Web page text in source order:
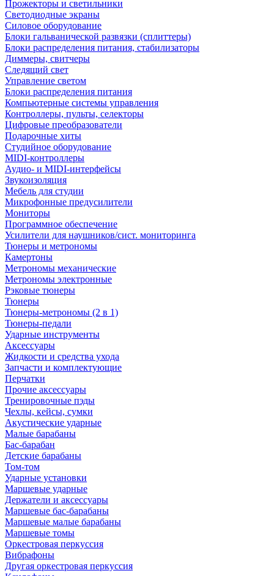
Прожекторы и светильники
Светодиодные экраны
Силовое оборудование
Блоки гальванической развязки (сплиттеры)
Блоки распределения питания, стабилизаторы
Диммеры, свитчеры
Следящий свет
Управление светом
Блоки распределения питания
Компьютерные системы управления
Контроллеры, пульты, селекторы
Цифровые преобразователи
Подарочные хиты
Студийное оборудование
MIDI-контроллеры
Аудио- и MIDI-интерфейсы
Звукоизоляция
Мебель для студии
Микрофонные предусилители
Мониторы
Программное обеспечение
Усилители для наушников/сист. мониторинга
Тюнеры и метрономы
Камертоны
Метрономы механические
Метрономы электронные
Рэковые тюнеры
Тюнеры
Тюнеры-метрономы (2 в 1)
Тюнеры-педали
Ударные инструменты
Аксессуары
Жидкости и средства ухода
Запчасти и комплектующие
Перчатки
Прочие аксессуары
Тренировочные пэды
Чехлы, кейсы, сумки
Акустические ударные
Mалые барабаны
Бас-барабан
Детские барабаны
Том-том
Ударные установки
Маршевые ударные
Держатели и аксессуары
Маршевые бас-барабаны
Маршевые малые барабаны
Маршевые томы
Оркестровая перкуссия
Вибрафоны
Другая оркестровая перкуссия